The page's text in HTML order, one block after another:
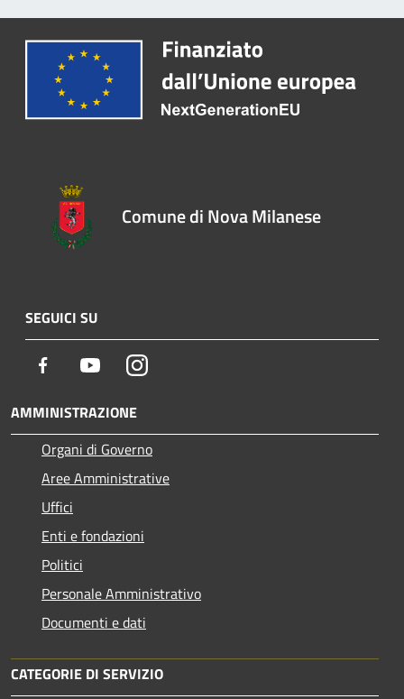
Comune di Nova Milanese
SEGUICI SU
Facebook YoutubeInstagram
AMMINISTRAZIONE
Organi di Governo
Aree Amministrative
Uffici
Enti e fondazioni
Politici
Personale Amministrativo
Documenti e dati
CATEGORIE DI SERVIZIO